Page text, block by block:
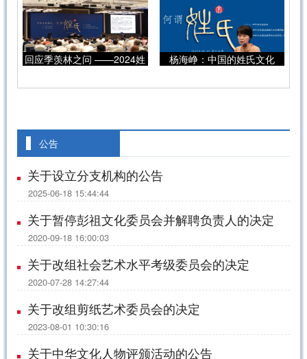
回应季羡林之问 ——2024姓
杨海峥：中国的姓氏文化
公告
关于设立分支机构的公告
2025-06-18 15:44:44
关于暂停彭祖文化委员会并解聘负责人的决定
2020-09-18 16:00:03
关于改组社会艺术水平考级委员会的决定
2020-07-28 14:27:44
关于改组剪纸艺术委员会的决定
2023-08-01 10:30:16
关于中华文化人物评颁活动的公告